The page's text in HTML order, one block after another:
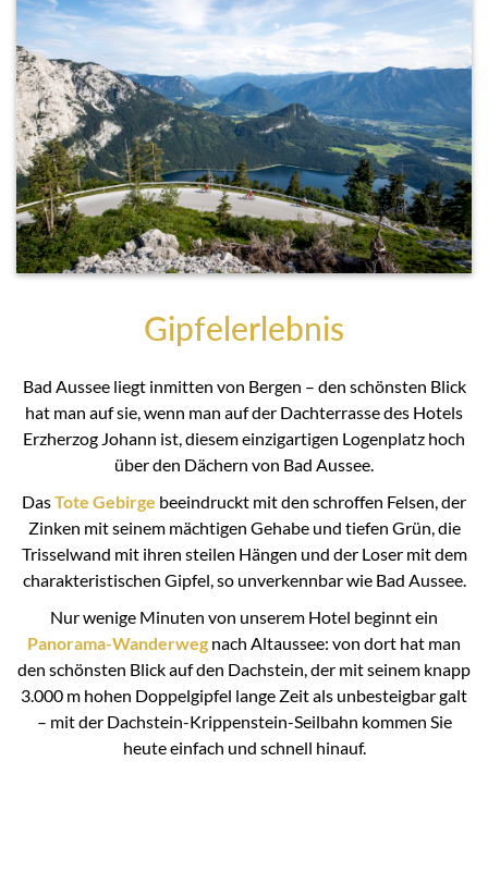
Gipfelerlebnis
Bad Aussee liegt inmitten von Bergen – den schönsten Blick
hat man auf sie, wenn man auf der Dachterrasse des Hotels
Erzherzog Johann ist, diesem einzigartigen Logenplatz hoch
über den Dächern von Bad Aussee.
DasTote Gebirge beeindruckt mit den schroffen Felsen, der
Zinken mit seinem mächtigen Gehabe und tiefen Grün, die
Trisselwand mit ihren steilen Hängen und der Loser mit dem
charakteristischen Gipfel, so unverkennbar wie Bad Aussee.
Nur wenige Minuten von unserem Hotel beginnt ein
Panorama-Wanderweg nach Altaussee: von dort hat man
den schönsten Blick auf den Dachstein, der mit seinem knapp
3.000 m hohen Doppelgipfel lange Zeit als unbesteigbar galt
– mit der Dachstein-Krippenstein-Seilbahn kommen Sie
heute einfach und schnell hinauf.